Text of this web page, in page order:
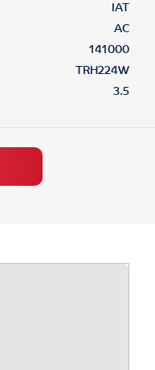
IAT
AC
141000
TRH224W
3.5